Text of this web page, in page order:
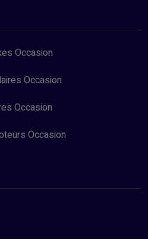
Occasion
Occasion
Occasion
Occasion